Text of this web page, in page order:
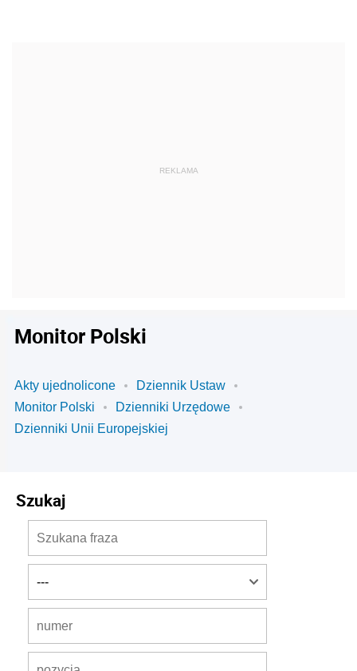
Monitor Polski
Akty ujednolicone
Dziennik Ustaw
Monitor Polski
Dzienniki Urzędowe
Dzienniki Unii Europejskiej
Szukaj